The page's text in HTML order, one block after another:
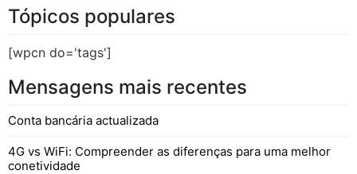
Tópicos populares
[wpcn do='tags']
Mensagens mais recentes
Conta bancária actualizada
4G vs WiFi: Compreender as diferenças para uma melhor
conetividade